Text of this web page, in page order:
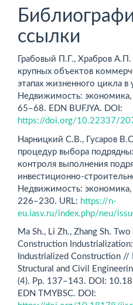
ссылки
Грабовый П.Г., Храбров
крупных объектов
этапах жизненного цикла в
Недвижимость:
65–68. EDN BUFJYA. DOI:
https://doi.org/10.22337/
Нарницкий С.В., Гусаров
процедур выбора
контроля выполнения
инвестиционно-
Недвижимость:
226–230. URL: https://n-
eu.iasv.ru/index.php/neu/
Ma Sh., Li Zh., Zhang Sh.
Construction
Industrialized Construction
Structural and Civil
(4). Pp. 137–143. DOI:
EDN TMYBSC. DOI: